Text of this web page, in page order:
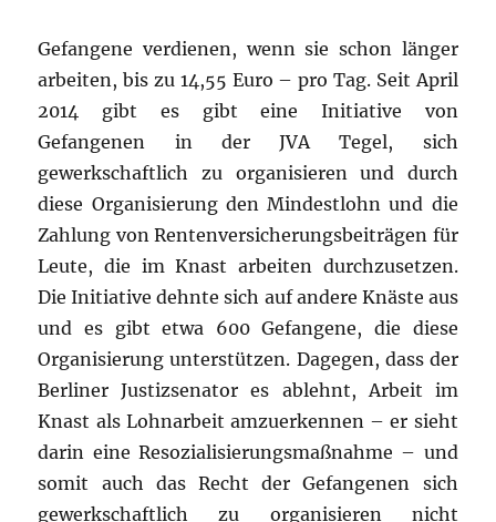
Gefangene verdienen, wenn sie schon länger
arbeiten, bis zu 14,55 Euro – pro Tag. Seit April
2014 gibt es gibt eine Initiative von
Gefangenen in der JVA Tegel, sich
gewerkschaftlich zu organisieren und durch
diese Organisierung den Mindestlohn und die
Zahlung von Rentenversicherungsbeiträgen für
Leute, die im Knast arbeiten durchzusetzen.
Die Initiative dehnte sich auf andere Knäste aus
und es gibt etwa 600 Gefangene, die diese
Organisierung unterstützen. Dagegen, dass der
Berliner Justizsenator es ablehnt, Arbeit im
Knast als Lohnarbeit amzuerkennen – er sieht
darin eine Resozialisierungsmaßnahme – und
somit auch das Recht der Gefangenen sich
gewerkschaftlich zu organisieren nicht